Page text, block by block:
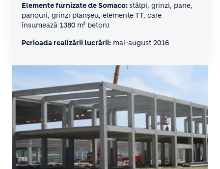
Elemente furnizate de Somaco:stâlpi, grinzi, pane,
panouri, grinzi planșeu, elemente TT, care
însumează 1380 m³ beton)
Perioada realizării lucrării: mai-august 2016